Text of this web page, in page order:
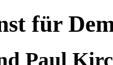
für
Paul